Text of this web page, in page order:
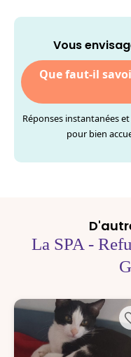
Vous
Que faut-il
Réponses instantanées
pour bien
La SPA -